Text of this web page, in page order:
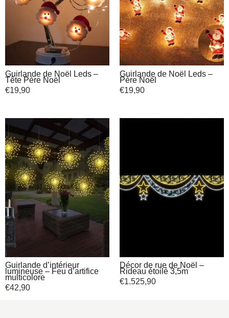
Guirlande de Noël Leds –
Tête Père Noël
€19,90
Guirlande de Noël Leds –
Père Noël
€19,90
Guirlande d’intérieur
lumineuse – Feu d’artifice
multicolore
€42,90
Décor de rue de Noël –
Rideau étoilé 3,5m
€1.525,90